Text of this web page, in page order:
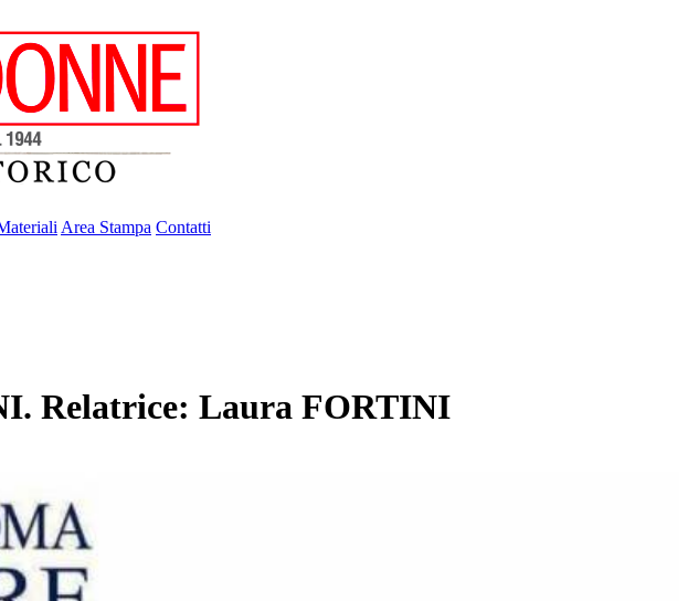
Area Stampa Contatti
Relatrice: Laura FORTINI